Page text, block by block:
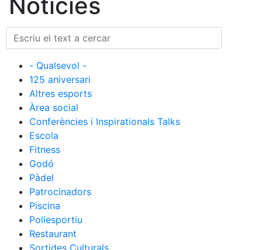
Cronologia
Presidents
Junta directiva
Comissions i comités
Estructura executiva
Preguntes Freqüents (FAQs)
Àrea esportiva
- Qualsevol -
125 aniversari
Altres esports
Àrea social
Conferències i Inspirationals Talks
Escola
Fitness
Godó
Pàdel
Patrocinadors
Piscina
Poliesportiu
Restaurant
Sortides Culturals